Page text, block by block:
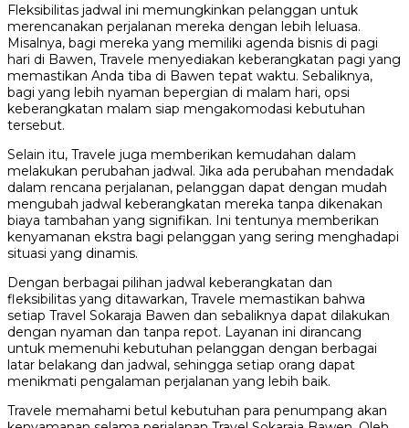
Fleksibilitas jadwal ini memungkinkan pelanggan untuk
merencanakan perjalanan mereka dengan lebih leluasa.
Misalnya, bagi mereka yang memiliki agenda bisnis di pagi
hari di Bawen, Travele menyediakan keberangkatan pagi yang
memastikan Anda tiba di Bawen tepat waktu. Sebaliknya,
bagi yang lebih nyaman bepergian di malam hari, opsi
keberangkatan malam siap mengakomodasi kebutuhan
tersebut.
Selain itu, Travele juga memberikan kemudahan dalam
melakukan perubahan jadwal. Jika ada perubahan mendadak
dalam rencana perjalanan, pelanggan dapat dengan mudah
mengubah jadwal keberangkatan mereka tanpa dikenakan
biaya tambahan yang signifikan. Ini tentunya memberikan
kenyamanan ekstra bagi pelanggan yang sering menghadapi
situasi yang dinamis.
Dengan berbagai pilihan jadwal keberangkatan dan
fleksibilitas yang ditawarkan, Travele memastikan bahwa
setiap Travel Sokaraja Bawen dan sebaliknya dapat dilakukan
dengan nyaman dan tanpa repot. Layanan ini dirancang
untuk memenuhi kebutuhan pelanggan dengan berbagai
latar belakang dan jadwal, sehingga setiap orang dapat
menikmati pengalaman perjalanan yang lebih baik.
Travele memahami betul kebutuhan para penumpang akan